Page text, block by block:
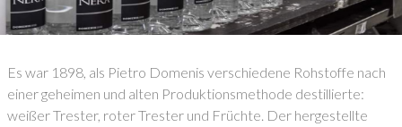
Es war 1898, als Pietro Domenis verschiedene Rohstoffe nach
einer geheimen und alten Produktionsmethode destillierte:
weißer Trester, roter Trester und Früchte. Der hergestellte